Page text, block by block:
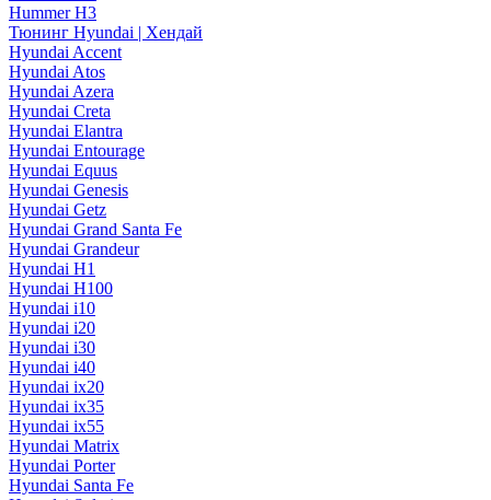
Hummer H3
Тюнинг Hyundai | Хендай
Hyundai Accent
Hyundai Atos
Hyundai Azera
Hyundai Creta
Hyundai Elantra
Hyundai Entourage
Hyundai Equus
Hyundai Genesis
Hyundai Getz
Hyundai Grand Santa Fe
Hyundai Grandeur
Hyundai H1
Hyundai H100
Hyundai i10
Hyundai i20
Hyundai i30
Hyundai i40
Hyundai ix20
Hyundai ix35
Hyundai ix55
Hyundai Matrix
Hyundai Porter
Hyundai Santa Fe